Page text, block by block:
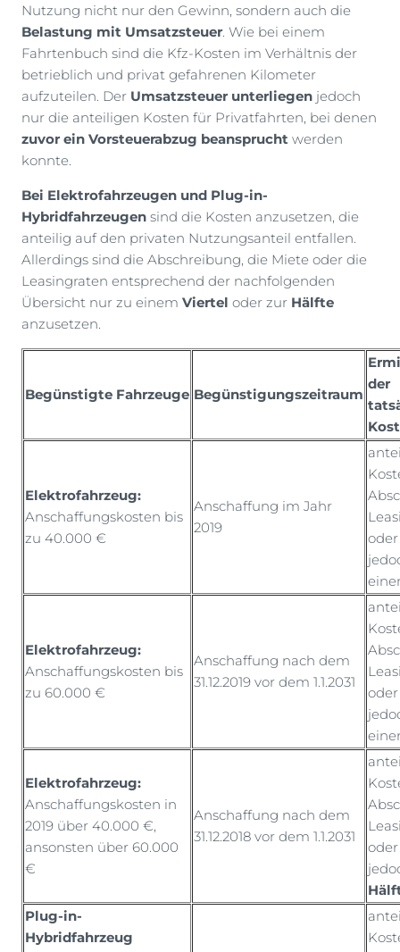
Nutzung nicht nur den Gewinn, sondern auch die
Belastung mit Umsatzsteuer . Wie bei einem
Fahrtenbuch sind die Kfz-Kosten im Verhältnis der
betrieblich und privat gefahrenen Kilometer
aufzuteilen. Der Umsatzsteuer unterliegen jedoch
nur die anteiligen Kosten für Privatfahrten, bei denen
zuvor ein Vorsteuerabzug beansprucht werden
konnte.
Bei Elektrofahrzeugen und Plug-in-
Hybridfahrzeugen sind die Kosten anzusetzen, die
anteilig auf den privaten Nutzungsanteil entfallen.
Allerdings sind die Abschreibung, die Miete oder die
Leasingraten entsprechend der nachfolgenden
Übersicht nur zu einem Viertel oder zur Hälfte
anzusetzen.
Begünstigte Fahrzeuge Begünstigungszeitraum
der
Elektrofahrzeug:
Anschaffungskosten bis
zu 40.000 €
Anschaffung im Jahr
2019
Elektrofahrzeug:
Anschaffungskosten bis
zu 60.000 €
Anschaffung nach dem
31.12.2019 vor dem 1.1.2031
Elektrofahrzeug:
Anschaffungskosten in
2019 über 40.000 €,
ansonsten über 60.000
€
Anschaffung nach dem
31.12.2018 vor dem 1.1.2031
Plug-in-
Hybridfahrzeug